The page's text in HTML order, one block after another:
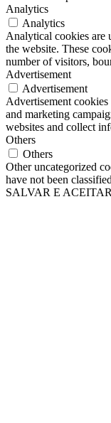
Analytics
Analytics
Analytical cookies are
the website. These
number of visitors,
Advertisement
Advertisement
Advertisement
and marketing
websites and collect
Others
Others
Other uncategorized
have not been
SALVAR E ACEITAR